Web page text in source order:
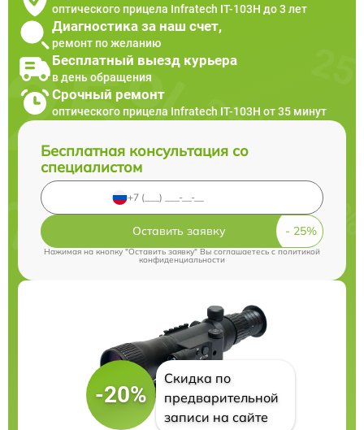
оптического прицела Infratech IT-103Н до 3 лет
Диагностика за наш счет,
ремонт по желанию
Бесплатный выезд курьера
в день обращения
Срочный ремонт
оптического прицела Infratech IT-103Н от 35 минут
Бесплатная консультация со
специалистом
Оставить заявку
Нажимая на кнопку "Оставить заявку" Вы соглашаетесь cполитикой
конфиденциальности
-20%
Скидка по
предварительной
записи на сайте